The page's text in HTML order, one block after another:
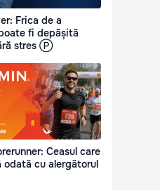
Frica de a
fi depășită
stres Ⓟ
Ceasul care
odată cu alergătorul